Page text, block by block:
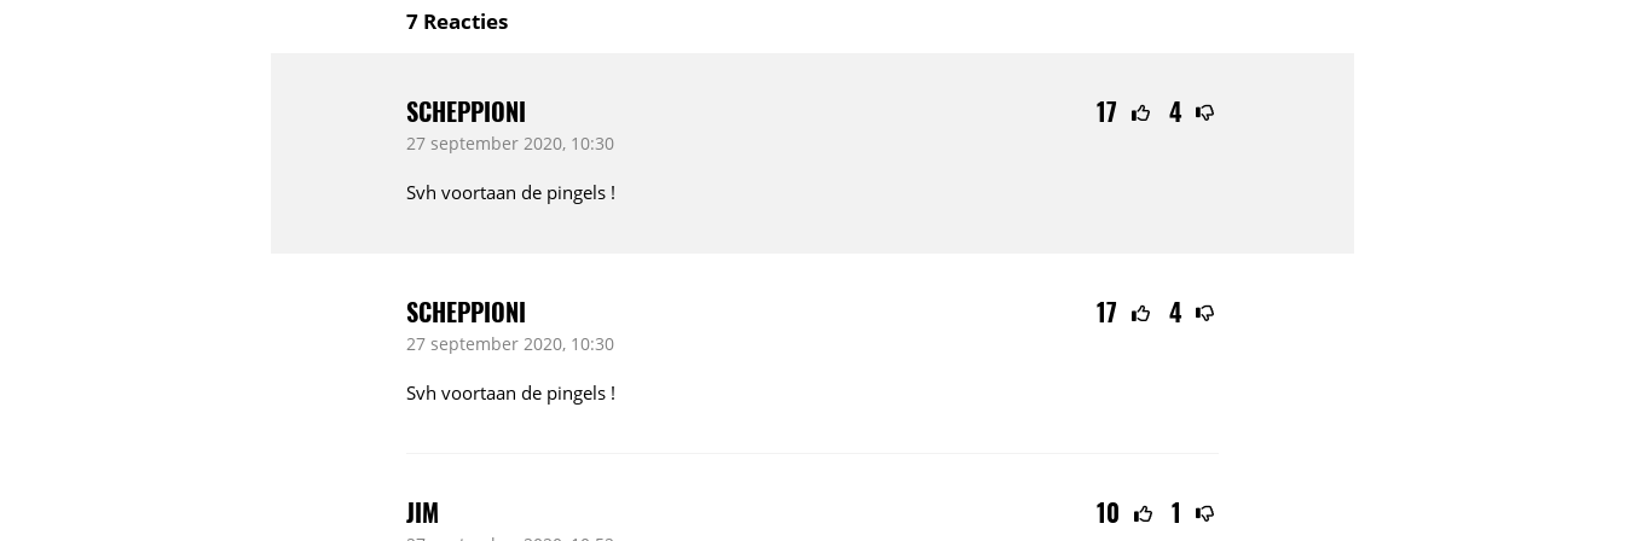
7 Reacties
17 4
SCHEPPIONI
27 september 2020, 10:30
Svh voortaan de pingels !
17 4
SCHEPPIONI
27 september 2020, 10:30
Svh voortaan de pingels !
10 1
JIM